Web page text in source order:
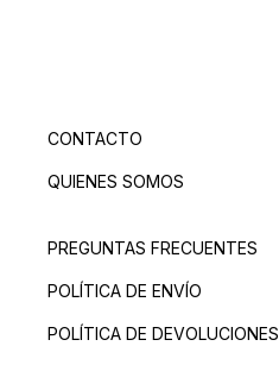
CONTACTO
QUIENES SOMOS
PREGUNTAS FRECUENTES
POLÍTICA DE ENVÍO
POLÍTICA DE DEVOLUCIONES